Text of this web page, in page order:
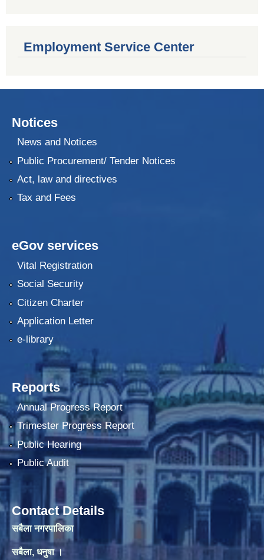
Employment Service Center
Notices
News and Notices
Public Procurement/ Tender Notices
Act, law and directives
Tax and Fees
eGov services
Vital Registration
Social Security
Citizen Charter
Application Letter
e-library
Reports
Annual Progress Report
Trimester Progress Report
Public Hearing
Public Audit
Contact Details
सबैला नगरपालिका
सबैला, धनुषा ।